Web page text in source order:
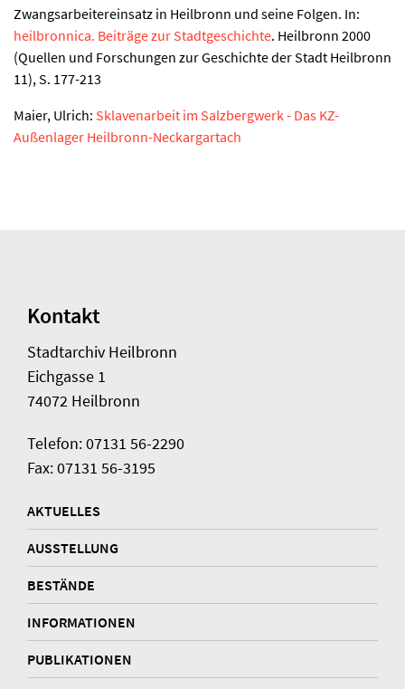
Zwangsarbeitereinsatz in Heilbronn und seine Folgen. In:
heilbronnica. Beiträge zur Stadtgeschichte. Heilbronn 2000
(Quellen und Forschungen zur Geschichte der Stadt Heilbronn
11), S. 177-213
Maier, Ulrich: Sklavenarbeit im Salzbergwerk - Das KZ-
Außenlager Heilbronn-Neckargartach
Kontakt
Stadtarchiv Heilbronn
Eichgasse 1
74072 Heilbronn
Telefon: 07131 56-2290
Fax: 07131 56-3195
AKTUELLES
AUSSTELLUNG
BESTÄNDE
INFORMATIONEN
PUBLIKATIONEN